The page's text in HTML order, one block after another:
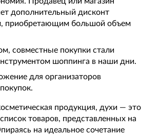
дополнительный дисконт
приобретающим большой объем
совместные покупки стали
шоппинга в наши дни.
для организаторов
продукция, духи — это
товаров, представленных на
на идеальное сочетание